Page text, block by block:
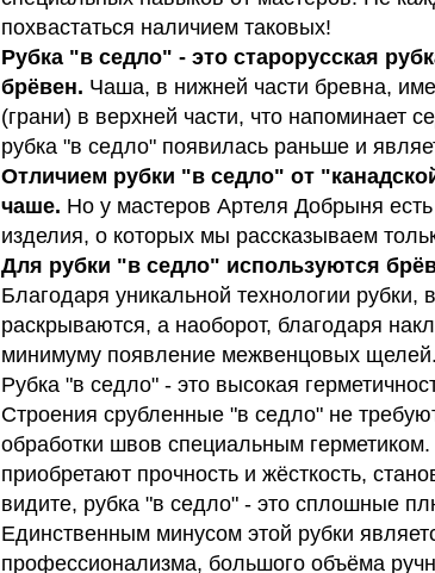
похвастаться наличием таковых!
Рубка "в седло" - это старорусская
брёвен. Чаша, в нижней части бревна,
(грани) в верхней части, что напоминает
рубка "в седло" появилась раньше и
Отличием рубки "в седло" от
чаше. Но у мастеров Артеля Добрыня
изделия, о которых мы рассказываем
Для рубки "в седло" используются
Благодаря уникальной технологии
раскрываются, а наоборот, благодаря
минимуму появление межвенцовых щелей.
Рубка "в седло" - это высокая
Строения срубленные "в седло" не
обработки швов специальным
приобретают прочность и жёсткость,
видите, рубка "в седло" - это сплошные
Единственным минусом этой рубки
профессионализма, большого объёма